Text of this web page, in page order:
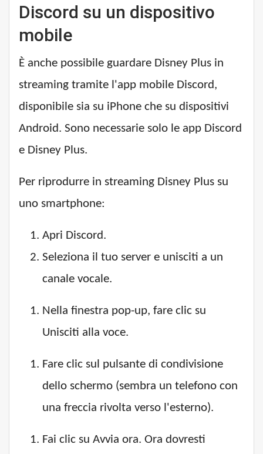
Discord su un dispositivo
mobile
È anche possibile guardare Disney Plus in
streaming tramite l'app mobile Discord,
disponibile sia su iPhone che su dispositivi
Android. Sono necessarie solo le app Discord
e Disney Plus.
Per riprodurre in streaming Disney Plus su
uno smartphone:
Apri Discord.
Seleziona il tuo server e unisciti a un
canale vocale.
Nella finestra pop-up, fare clic su
Unisciti alla voce.
Fare clic sul pulsante di condivisione
dello schermo (sembra un telefono con
una freccia rivolta verso l'esterno).
Fai clic su Avvia ora. Ora dovresti